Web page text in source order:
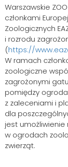
Warszawskie
członkami
Zoologicznych
i rozrodu
(https://
W ramach
zoologiczne
zagrożonymi
pomiędzy
z zaleceniami i
dla
jest
w ogrodach
zwierząt.